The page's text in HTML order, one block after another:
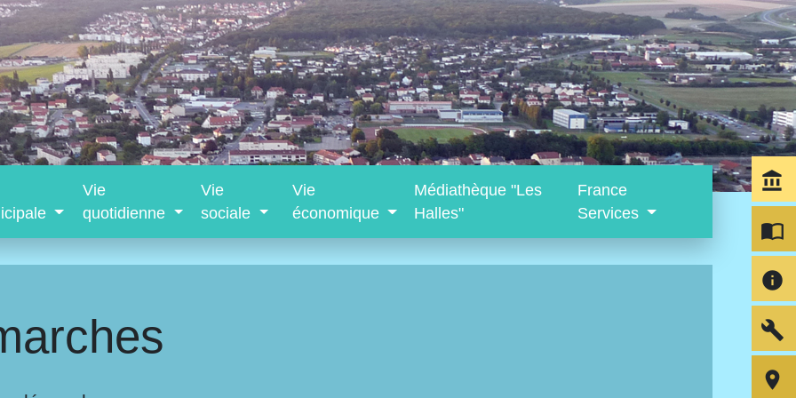
Vie
quotidienne
Vie
sociale
Vie
économique
Médiathèque "Les
Halles"
France
Services
account_balance
import_contacts
info
build
room